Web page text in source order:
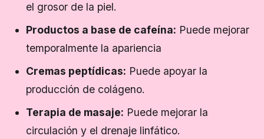
el grosor de la piel.
Productos a base de cafeína: Puede mejorar
temporalmente la apariencia
Cremas peptídicas: Puede apoyar la
producción de colágeno.
Terapia de masaje: Puede mejorar la
circulación y el drenaje linfático.